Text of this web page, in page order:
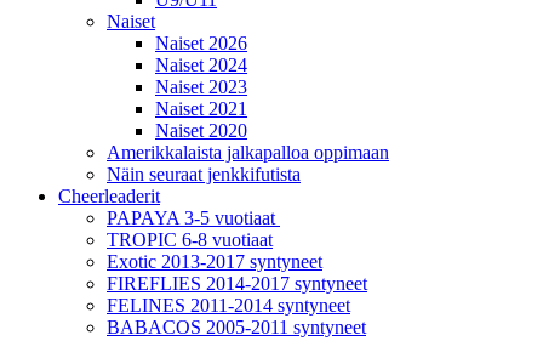
Naiset
Naiset 2026
Naiset 2024
Naiset 2023
Naiset 2021
Naiset 2020
Amerikkalaista jalkapalloa oppimaan
Näin seuraat jenkkifutista
Cheerleaderit
PAPAYA 3-5 vuotiaat
TROPIC 6-8 vuotiaat
Exotic 2013-2017 syntyneet
FIREFLIES 2014-2017 syntyneet
FELINES 2011-2014 syntyneet
BABACOS 2005-2011 syntyneet